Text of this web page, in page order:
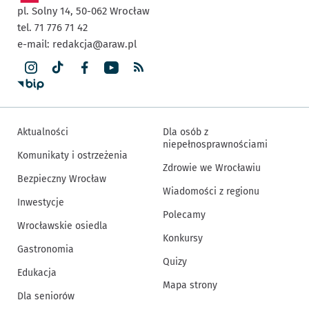
pl. Solny 14, 50-062 Wrocław
tel. 71 776 71 42
e-mail: redakcja@araw.pl
Aktualności
Komunikaty i ostrzeżenia
Bezpieczny Wrocław
Inwestycje
Wrocławskie osiedla
Gastronomia
Edukacja
Dla seniorów
Dla osób z
niepełnosprawnościami
Zdrowie we Wrocławiu
Wiadomości z regionu
Polecamy
Konkursy
Quizy
Mapa strony